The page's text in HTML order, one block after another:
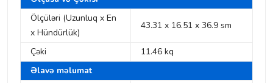
Ölçüləri (Uzunluq x En
x Hündürlük)
43.31 x 16.51 x 36.9 sm
Çəki
11.46 kq
Əlavə məlumat